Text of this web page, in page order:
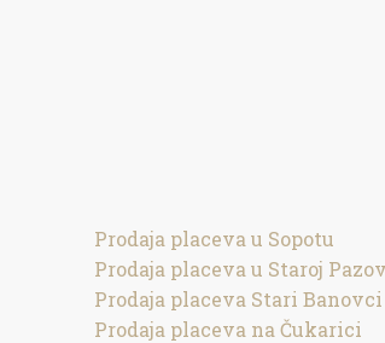
Prodaja placeva u Sopotu
Prodaja placeva u Staroj
Prodaja placeva Stari Banovci
Prodaja placeva na Čukarici